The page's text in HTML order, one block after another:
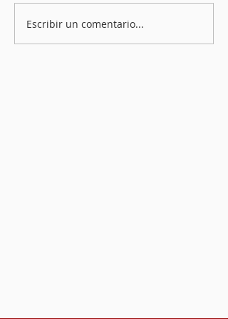
Escribir un comentario...